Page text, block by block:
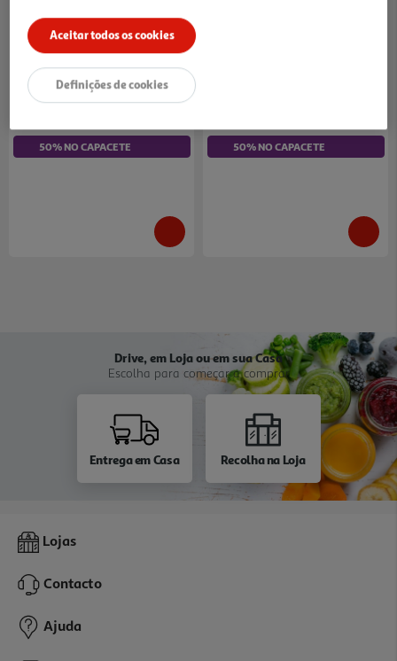
5.0 (1)
Kart Segway Ninebot Gokart
Pro 2
1849.99 €/un
50% NO CAPACETE 50% NO CAPACETE
Drive, em Loja ou em sua Casa
Escolha para começar a comprar
Entrega em Casa Recolha na Loja
Lojas
Contacto
Ajuda
Aceitar todos os cookies
Definições de cookies